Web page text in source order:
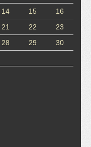
14 15
16
21 22
23
28 29
30